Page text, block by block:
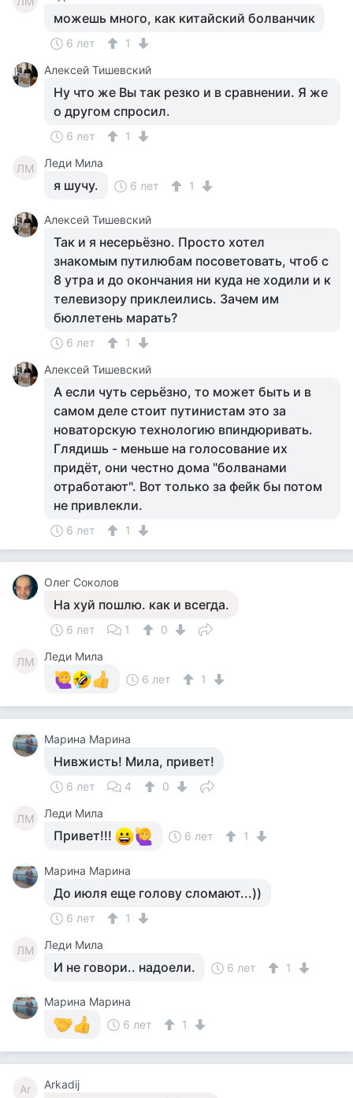
можешь много, как китайский болванчик
6 лет
1
Алексей Тишевский
Ну что же Вы так резко и в сравнении. Я же
о другом спросил.
6 лет 1
ЛМ Леди Мила
я шучу. 6 лет 1
Алексей Тишевский
Так и я несерьёзно. Просто хотел
знакомым путилюбам посоветовать, чтоб с
8 утра и до окончания ни куда не ходили и к
телевизору приклеились. Зачем им
бюллетень марать?
6 лет
1
Алексей Тишевский
А если чуть серьёзно, то может быть и в
самом деле стоит путинистам это за
новаторскую технологию впиндюривать.
Глядишь - меньше на голосование их
придёт, они честно дома "болванами
отработают". Вот только за фейк бы потом
не привлекли.
6 лет 1
Олег Соколов
На хуй пошлю. как и всегда.
6 лет 1 0
ЛМ
Леди Мила
6 лет
1
Марина Марина
Нивжисть! Мила, привет!
6 лет 4 0
ЛМ Леди Мила
Привет!!! 6 лет 1
Марина Марина
До июля еще голову сломают...))
6 лет 1
ЛМ Леди Мила
И не говори.. надоели. 6 лет 1
Марина Марина
6 лет
1
Ar Arkadij